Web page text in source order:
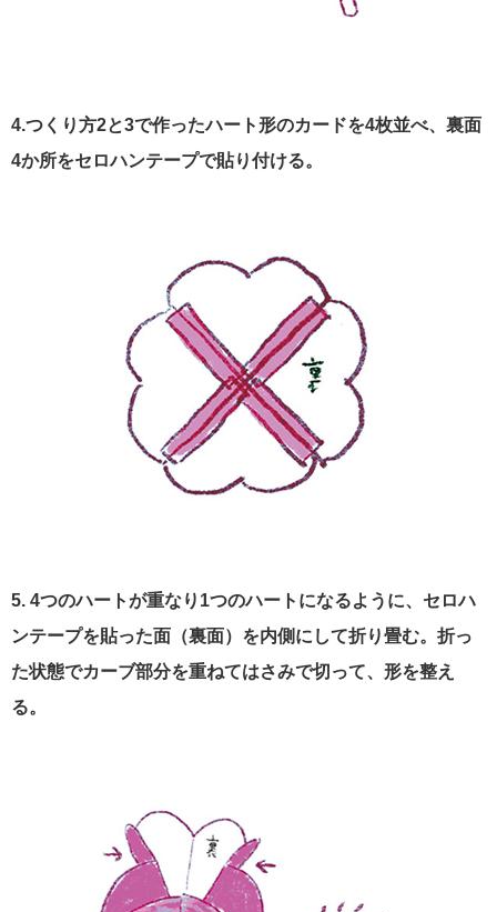
4.つくり方2と3で作ったハート形のカードを4枚並べ、裏面
4か所をセロハンテープで貼り付ける。
5. 4つのハートが重なり1つのハートになるように、セロハ
ンテープを貼った面（裏面）を内側にして折り畳む。折っ
た状態でカーブ部分を重ねてはさみで切って、形を整え
る。